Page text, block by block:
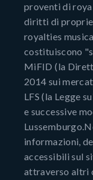
proventi di
diritti di
royalties
costituiscono
MiFID (la
2014 sui
LFS (la Legge
e successive
informazioni,
accessibili sul
attraverso altri